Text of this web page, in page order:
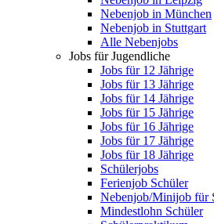
Nebenjob in München
Nebenjob in Stuttgart
Alle Nebenjobs
Jobs für Jugendliche
Jobs für 12 Jährige
Jobs für 13 Jährige
Jobs für 14 Jährige
Jobs für 15 Jährige
Jobs für 16 Jährige
Jobs für 17 Jährige
Jobs für 18 Jährige
Schülerjobs
Ferienjob Schüler
Nebenjob/Minijob für
Mindestlohn Schüler